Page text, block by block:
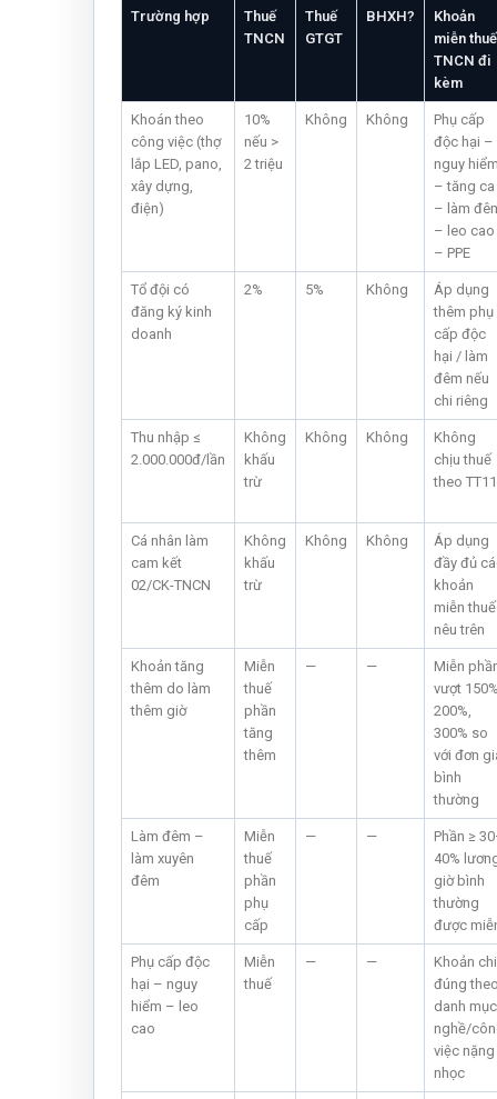
Trường hợp
Thuế
TNCN
Thuế
GTGT
BHXH?
Khoản
miễn thuế
TNCN đi
kèm
Khoán theo
công việc (thợ
lắp LED, pano,
xây dựng,
điện)
10%
nếu >
2 triệu
Không Không
Phụ cấp
độc hại –
nguy
– tăng ca
– làm
– leo cao
– PPE
Tổ đội có
đăng ký kinh
doanh
2% 5% Không
Áp dụng
thêm phụ
cấp độc
hại / làm
đêm nếu
chi riêng
Thu nhập ≤
2.000.000đ/lần
Không
khấu
trừ
Không Không
Không
chịu thuế
theo
Cá nhân làm
cam kết
02/CK-TNCN
Không
khấu
trừ
Không Không
Áp dụng
đầy đủ
khoản
miễn thuế
nêu trên
Khoản tăng
thêm do làm
thêm giờ
Miễn
thuế
phần
tăng
thêm
— —
Miễn
vượt
200%,
300% so
với đơn
bình
thường
Làm đêm –
làm xuyên
đêm
Miễn
thuế
phần
phụ
cấp
— —
Phần ≥
40%
giờ bình
thường
được
Phụ cấp độc
hại – nguy
hiểm – leo
cao
Miễn
thuế
— —
Khoản chi
đúng
danh mục
nghề/
việc nặng
nhọc